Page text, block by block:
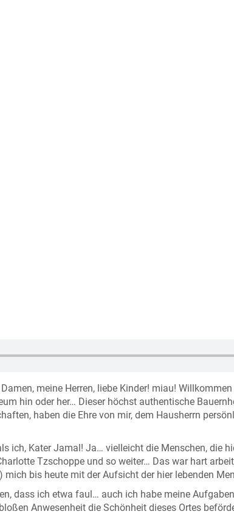
meine Herren, liebe Kinder! miau!
hin oder her… Dieser höchst authentische
haben die Ehre von mir, dem Hausherrn
ich, Kater Jamal! Ja… vielleicht die Menschen, die
Tzschoppe und so weiter… Das war hart
bis heute mit der Aufsicht der hier lebenden
dass ich etwa faul… auch ich habe meine
Anwesenheit die Schönheit dieses Ortes